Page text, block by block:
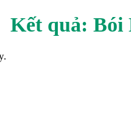
Kết quả: Bói